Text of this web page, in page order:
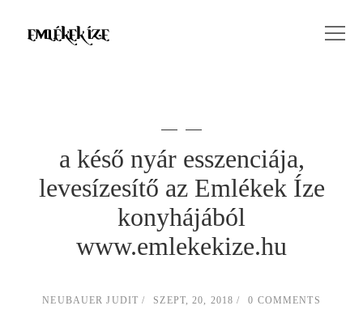
a késő nyár esszenciája,
levesízesítő az Emlékek Íze
konyhájából
www.emlekekize.hu
NEUBAUER JUDIT SZEPT, 20, 2018 0 COMMENTS